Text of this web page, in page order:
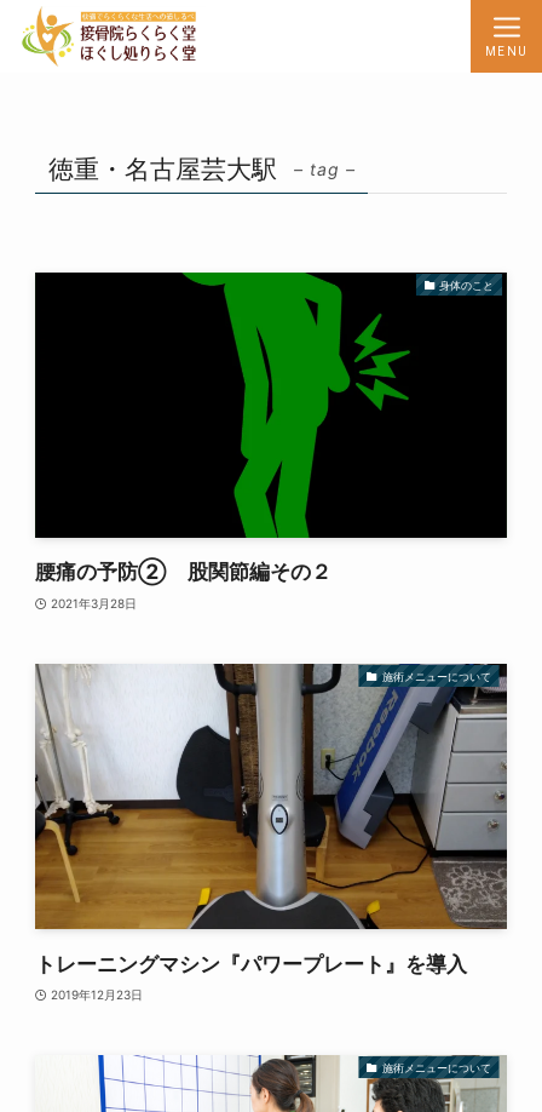
MENU
徳重・名古屋芸大駅 – tag –
身体のこと
腰痛の予防② 股関節編その２
2021年3月28日
施術メニューについて
トレーニングマシン『パワープレート』を導入
2019年12月23日
施術メニューについて